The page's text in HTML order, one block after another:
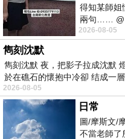
得知某師姐
兩句…… @
下二樓居然
2026-08-05
雋刻沈默
雋刻沈默 夜，把影子拉成沈默
於在礁石的懷抱中冷卻 结成一
2026-08-05
日常
圖/摩斯文/
不當老師了